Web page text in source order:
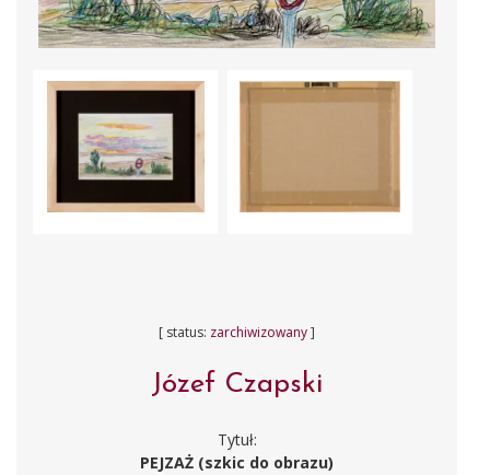
[ status: zarchiwizowany]
Józef Czapski
Tytuł:
PEJZAŻ (szkic do obrazu)